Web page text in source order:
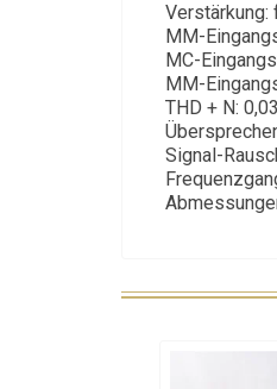
Verstärkung:
MM-
MC-
MM-
THD + N:
Signal-